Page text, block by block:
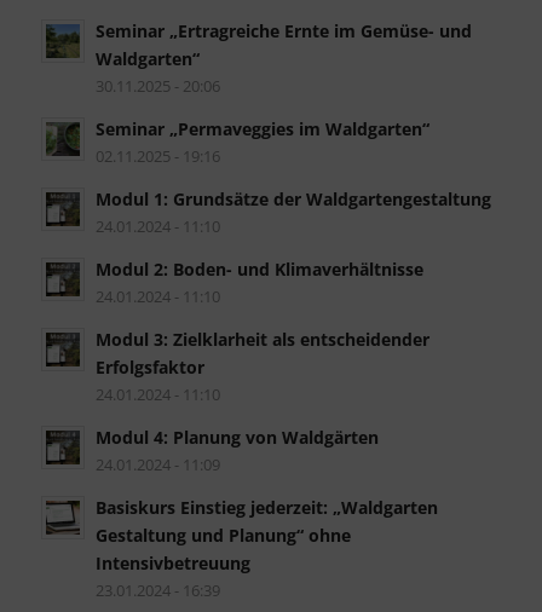
Seminar „Ertragreiche Ernte im Gemüse- und
Waldgarten“
30.11.2025 - 20:06
Seminar „Permaveggies im Waldgarten“
02.11.2025 - 19:16
Modul 1: Grundsätze der Waldgartengestaltung
24.01.2024 - 11:10
Modul 2: Boden- und Klimaverhältnisse
24.01.2024 - 11:10
Modul 3: Zielklarheit als entscheidender
Erfolgsfaktor
24.01.2024 - 11:10
Modul 4: Planung von Waldgärten
24.01.2024 - 11:09
Basiskurs Einstieg jederzeit: „Waldgarten
Gestaltung und Planung“ ohne
Intensivbetreuung
23.01.2024 - 16:39